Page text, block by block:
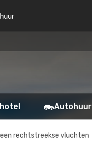
Autohuur
rechtstreekse vluchten